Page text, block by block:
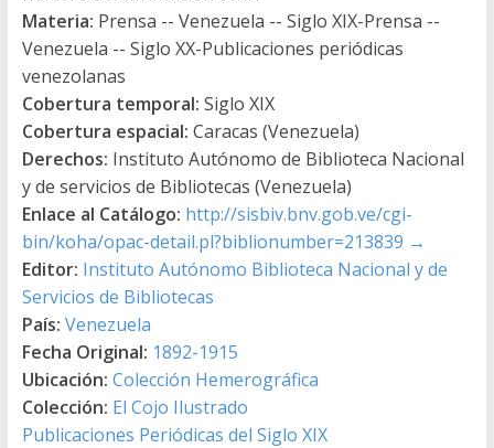
Materia: Prensa -- Venezuela -- Siglo XIX-Prensa --
Venezuela -- Siglo XX-Publicaciones periódicas
venezolanas
Cobertura temporal: Siglo XIX
Cobertura espacial: Caracas (Venezuela)
Derechos: Instituto Autónomo de Biblioteca Nacional
y de servicios de Bibliotecas (Venezuela)
Enlace al Catálogo: http://sisbiv.bnv.gob.ve/cgi-
bin/koha/opac-detail.pl?biblionumber=213839 →
Editor: Instituto Autónomo Biblioteca Nacional y de
Servicios de Bibliotecas
País: Venezuela
Fecha Original: 1892-1915
Ubicación: Colección Hemerográfica
Colección: El Cojo Ilustrado
Publicaciones Periódicas del Siglo XIX